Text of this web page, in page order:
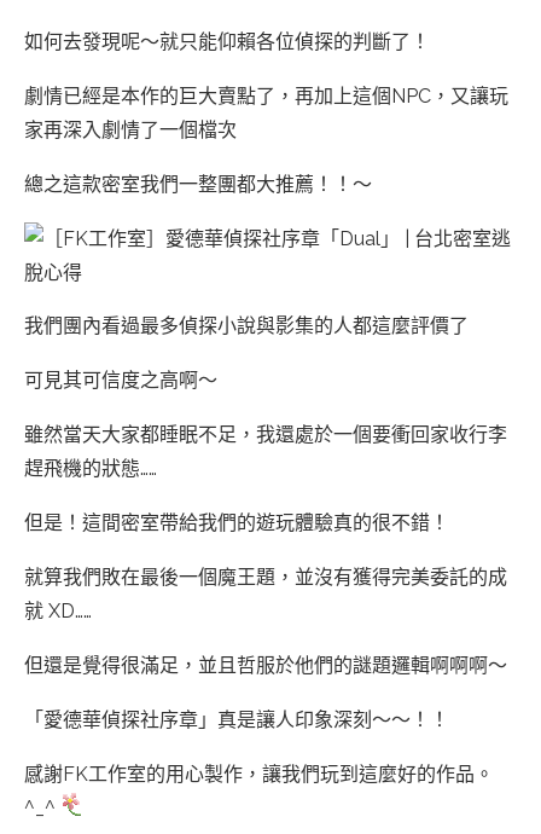
如何去發現呢～就只能仰賴各位偵探的判斷了！
劇情已經是本作的巨大賣點了，再加上這個NPC，又讓玩
家再深入劇情了一個檔次
總之這款密室我們一整團都大推薦！！～
我們團內看過最多偵探小說與影集的人都這麼評價了
可見其可信度之高啊～
雖然當天大家都睡眠不足，我還處於一個要衝回家收行李
趕飛機的狀態……
但是！這間密室帶給我們的遊玩體驗真的很不錯！
就算我們敗在最後一個魔王題，並沒有獲得完美委託的成
就 XD……
但還是覺得很滿足，並且哲服於他們的謎題邏輯啊啊啊～
「愛德華偵探社序章」真是讓人印象深刻～～！！
感謝FK工作室的用心製作，讓我們玩到這麼好的作品。
^_^